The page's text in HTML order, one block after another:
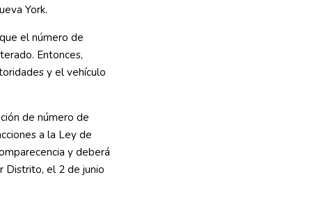
York.
el número de
Entonces,
y el vehículo
de número de
a la Ley de
y deberá
Distrito, el 2 de junio